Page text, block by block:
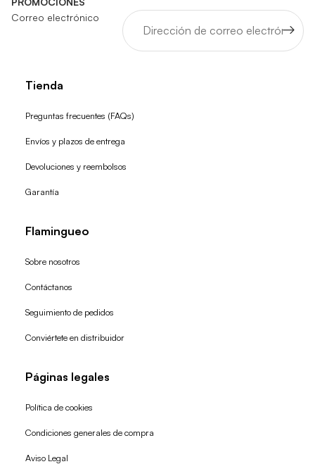
Correo electrónico
Tienda
Preguntas frecuentes (FAQs)
Envíos y plazos de entrega
Devoluciones y reembolsos
Garantía
Flamingueo
Sobre nosotros
Contáctanos
Seguimiento de pedidos
Conviértete en distribuidor
Páginas legales
Política de cookies
Condiciones generales de compra
Aviso Legal